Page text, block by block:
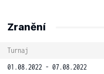
Zranění
Turnaj
01.08.2022 - 07.08.2022